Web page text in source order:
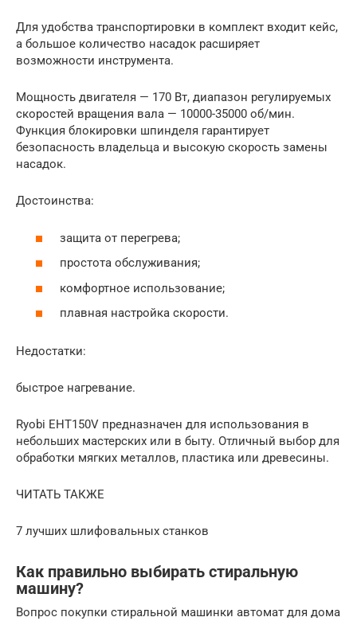
Для удобства транспортировки в комплект входит кейс,
а большое количество насадок расширяет
возможности инструмента.
Мощность двигателя — 170 Вт, диапазон регулируемых
скоростей вращения вала — 10000-35000 об/мин.
Функция блокировки шпинделя гарантирует
безопасность владельца и высокую скорость замены
насадок.
Достоинства:
защита от перегрева;
простота обслуживания;
комфортное использование;
плавная настройка скорости.
Недостатки:
быстрое нагревание.
Ryobi EHT150V предназначен для использования в
небольших мастерских или в быту. Отличный выбор для
обработки мягких металлов, пластика или древесины.
ЧИТАТЬ ТАКЖЕ
7 лучших шлифовальных станков
Как правильно выбирать стиральную
машину?
Вопрос покупки стиральной машинки автомат для дома